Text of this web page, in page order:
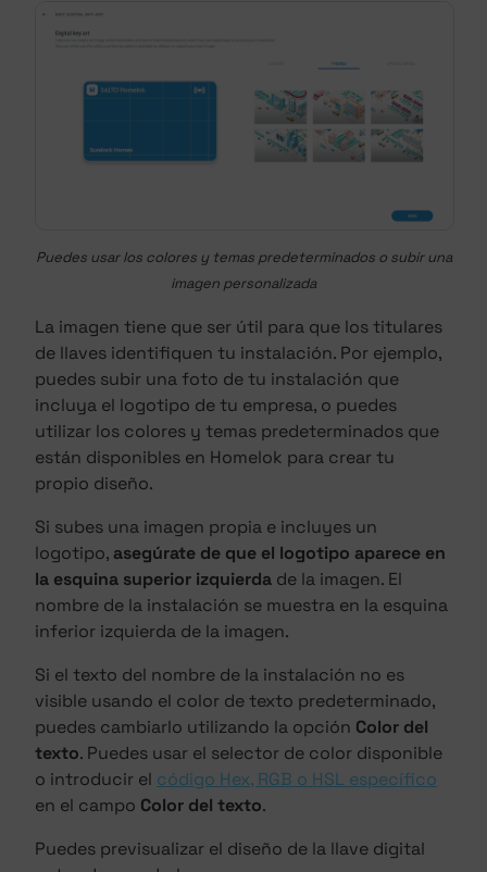
Puedes usar los colores y temas predeterminados o subir una
imagen personalizada
La imagen tiene que ser útil para que los titulares
de llaves identifiquen tu instalación. Por ejemplo,
puedes subir una foto de tu instalación que
incluya el logotipo de tu empresa, o puedes
utilizar los colores y temas predeterminados que
están disponibles en Homelok para crear tu
propio diseño.
Si subes una imagen propia e incluyes un
logotipo, asegúrate de que el logotipo aparece en
la esquina superior izquierda de la imagen. El
nombre de la instalación se muestra en la esquina
inferior izquierda de la imagen.
Si el texto del nombre de la instalación no es
visible usando el color de texto predeterminado,
puedes cambiarlo utilizando la opción Color del
texto. Puedes usar el selector de color disponible
o introducir el código Hex, RGB o HSL específico
en el campo Color del texto.
Puedes previsualizar el diseño de la llave digital